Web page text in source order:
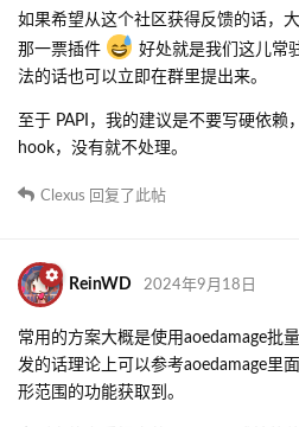
如果希望从这个社区获得反馈的话，
那一票插件
好处就是我们这儿常
法的话也可以立即在群里提出来。
至于 PAPI，我的建议是不要写硬依赖
hook，没有就不处理。
Clexus 回复了此帖
ReinWD 2024年9月18日
常用的方案大概是使用aoedamage批
发的话理论上可以参考aoedamage里
形范围的功能获取到。